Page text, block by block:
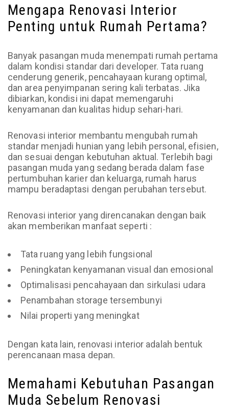
Mengapa Renovasi Interior
Penting untuk Rumah Pertama?
Banyak pasangan muda menempati rumah pertama
dalam kondisi standar dari developer. Tata ruang
cenderung generik, pencahayaan kurang optimal,
dan area penyimpanan sering kali terbatas. Jika
dibiarkan, kondisi ini dapat memengaruhi
kenyamanan dan kualitas hidup sehari-hari.
Renovasi interior membantu mengubah rumah
standar menjadi hunian yang lebih personal, efisien,
dan sesuai dengan kebutuhan aktual. Terlebih bagi
pasangan muda yang sedang berada dalam fase
pertumbuhan karier dan keluarga, rumah harus
mampu beradaptasi dengan perubahan tersebut.
Renovasi interior yang direncanakan dengan baik
akan memberikan manfaat seperti :
Tata ruang yang lebih fungsional
Peningkatan kenyamanan visual dan emosional
Optimalisasi pencahayaan dan sirkulasi udara
Penambahan storage tersembunyi
Nilai properti yang meningkat
Dengan kata lain, renovasi interior adalah bentuk
perencanaan masa depan.
Memahami Kebutuhan Pasangan
Muda Sebelum Renovasi